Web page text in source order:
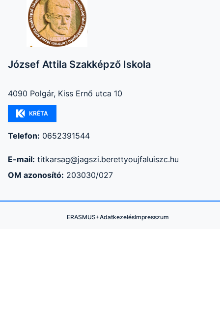
József Attila Szakképző Iskola
4090 Polgár, Kiss Ernő utca 10
KRÉTA
Telefon: 0652391544
E-mail: titkarsag@jagszi.berettyoujfaluiszc.hu
OM azonosító: 203030/027
ERASMUS+AdatkezelésImpresszum